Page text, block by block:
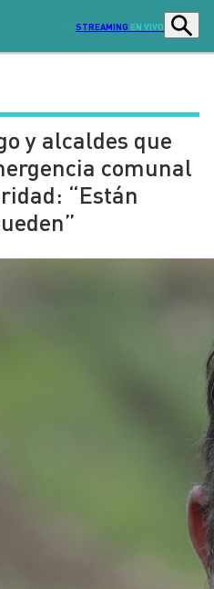
STREAMING EN VIVO
Programas
Actualidad
Economía
y alcaldes que
comunal
“Están